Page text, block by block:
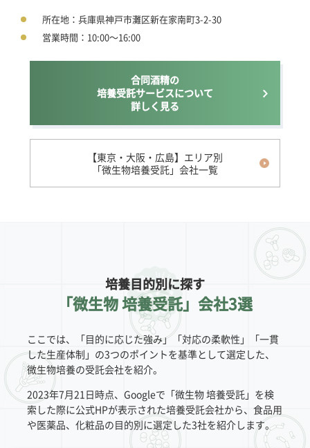
所在地：兵庫県神戸市灘区新在家南町3-2-30
営業時間：10:00～16:00
合同酒精の
培養受託サービスについて
詳しく見る
【東京・大阪・広島】エリア別
「微生物培養受託」会社一覧
培養目的別に探す
「微生物 培養受託」会社3選
ここでは、「目的に応じた強み」「対応の柔軟性」「一貫
した生産体制」の3つのポイントを基準として選定した、
微生物培養の受託会社を紹介。
2023年7月21日時点、Googleで「微生物 培養受託」を検
索した際に公式HPが表示された培養受託会社から、食品用
や医薬品、化粧品の目的別に選定した3社を紹介します。